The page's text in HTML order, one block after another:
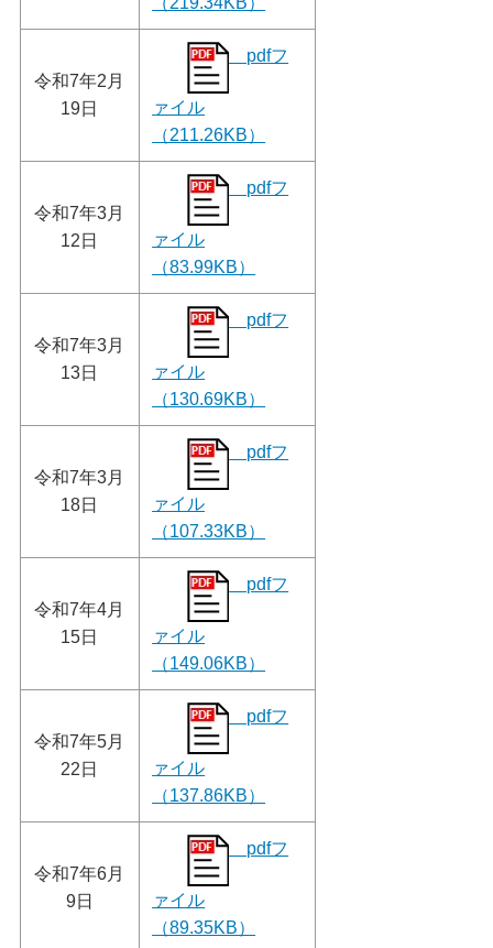
令和7年2月
19日
pdfフ
ァイル
（211.26KB）
令和7年3月
12日
pdfフ
ァイル
（83.99KB）
令和7年3月
13日
pdfフ
ァイル
（130.69KB）
令和7年3月
18日
pdfフ
ァイル
（107.33KB）
令和7年4月
15日
pdfフ
ァイル
（149.06KB）
令和7年5月
22日
pdfフ
ァイル
（137.86KB）
令和7年6月
9日
pdfフ
ァイル
（89.35KB）